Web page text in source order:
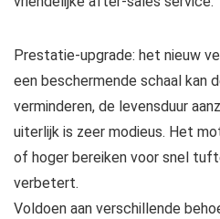
Prestatie-upgrade: het nieuw
een beschermende schaal kan
verminderen, de levensduur
uiterlijk is zeer modieus. Het
of hoger bereiken voor snel
verbetert.
Voldoen aan verschillende